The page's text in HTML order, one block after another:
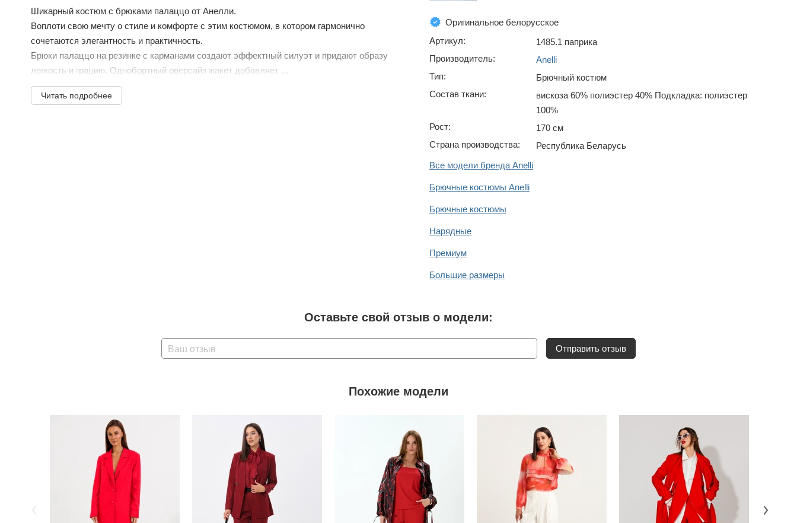
Шикарный костюм с брюками палаццо от Анелли.
Воплоти свою мечту о стиле и комфорте с этим костюмом, в котором гармонично
сочетаются элегантность и практичность.
Брюки палаццо на резинке с карманами создают эффектный силуэт и придают образу
легкость и грацию. Однобортный оверсайз жакет добавляет ...
Читать подробнее
Оригинальное белорусское
Артикул:
1485.1 паприка
Производитель:
Anelli
Тип:
Брючный костюм
Состав ткани:
вискоза 60% полиэстер 40% Подкладка: полиэстер
100%
Рост:
170 см
Страна производства:
Республика Беларусь
Все модели бренда Anelli
Брючные костюмы Anelli
Брючные костюмы
Нарядные
Премиум
Большие размеры
Оставьте свой отзыв о модели:
Ваш отзыв Отправить отзыв
Похожие модели